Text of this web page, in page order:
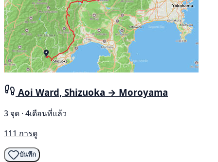
Aoi Ward, Shizuoka → Moroyama
3 จุด · 4เดือนที่แล้ว
111 การดู
บันทึก